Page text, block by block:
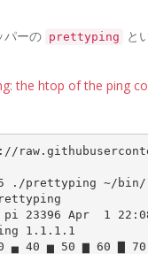
パーの prettyping
と
the htop of the ping
./prettyping ~/bin/
23396 Apr  1
1.1.1.1
▄ 40 ▅ 50 ▆ 60 ▇